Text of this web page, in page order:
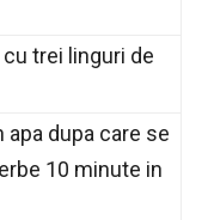
trei linguri de
dupa care se
10 minute in